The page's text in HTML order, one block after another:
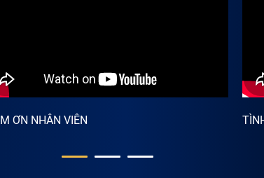
thế nào thì bạn cũng có thể sử dụng dịch vụ thu
phải chăng, cao nhất thị trường.
ƠN NHÂN VIÊN